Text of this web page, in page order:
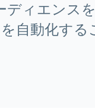
ディエンスを
自動化する